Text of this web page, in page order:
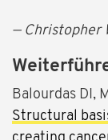
— Christopher
Balourdas DI,
Structural